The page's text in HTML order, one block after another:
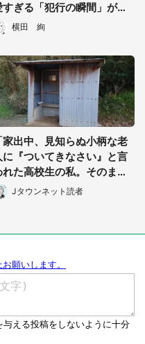
すぎる「犯行の瞬間」がこ
ら横田 絢
家出中、見知らぬ小柄な老
に『ついてきなさい』と言
れた高校生の私。そのまま
れて行かれた先は...」（50
男性）
Jタウンネット読者